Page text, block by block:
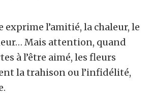
exprime l’amitié, la chaleur, le
Mais attention, quand
à l’être aimé, les fleurs
la trahison ou l’infidélité,